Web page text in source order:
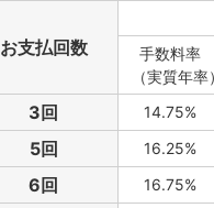
お支払回数
手数料率
（実質年率）
3回 14.75%
5回 16.25%
6回 16.75%